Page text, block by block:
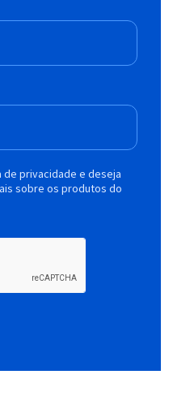
de privacidade e deseja
sobre os produtos do